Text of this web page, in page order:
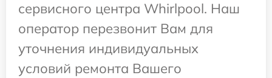
сервисного центра Whirlpool. Наш
оператор перезвонит Вам для
уточнения индивидуальных
условий ремонта Вашего